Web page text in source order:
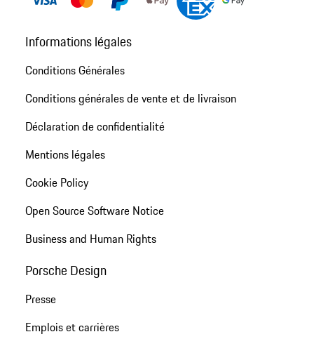
Informations légales
Conditions Générales
Conditions générales de vente et de livraison
Déclaration de confidentialité
Mentions légales
Cookie Policy
Open Source Software Notice
Business and Human Rights
Porsche Design
Presse
Emplois et carrières